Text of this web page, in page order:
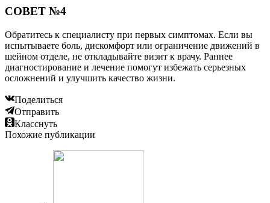
СОВЕТ №4
Обратитесь к специалисту при первых симптомах. Если вы
испытываете боль, дискомфорт или ограничение движений в
шейном отделе, не откладывайте визит к врачу. Раннее
диагностирование и лечение помогут избежать серьезных
осложнений и улучшить качество жизни.
Поделиться
Отправить
Класснуть
Похожие публикации